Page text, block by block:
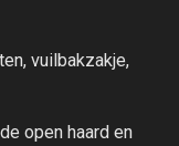
vuilbakzakje,
open haard en